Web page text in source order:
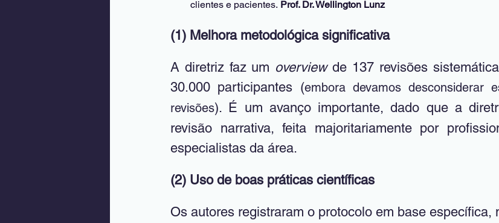
clientes e pacientes. Prof. Dr. Wellington Lunz
(1) Melhora metodológica significativa
A diretriz faz um overview de 137 revisões
30.000 participantes (embora devamos desconsiderar
revisões). É um avanço importante, dado que a
revisão narrativa, feita majoritariamente por
especialistas da área.
(2) Uso de boas práticas científicas
Os autores registraram o protocolo em base específica,